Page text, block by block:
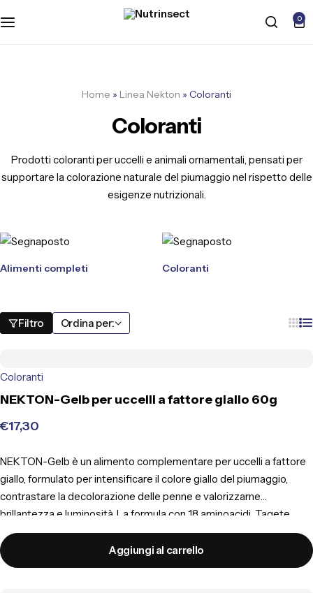
0
Home » Linea Nekton » Coloranti
Coloranti
Prodotti coloranti per uccelli e animali ornamentali, pensati per
supportare la colorazione naturale del piumaggio nel rispetto delle
esigenze nutrizionali.
Alimenti completi Coloranti
Filtro Ordina per:
Coloranti
NEKTON-Gelb per uccelli a fattore giallo 60g
€17,30
NEKTON-Gelb è un alimento complementare per uccelli a fattore
giallo, formulato per intensificare il colore giallo del piumaggio,
contrastare la decolorazione delle penne e valorizzarne
brillantezza e luminosità. La formula con 18 aminoacidi, Tagete,
lievito di birra, mannano-oligosaccaridi e beta-glucani supporta la
muta e il benessere generale dell’animale.
Aggiungi al carrello